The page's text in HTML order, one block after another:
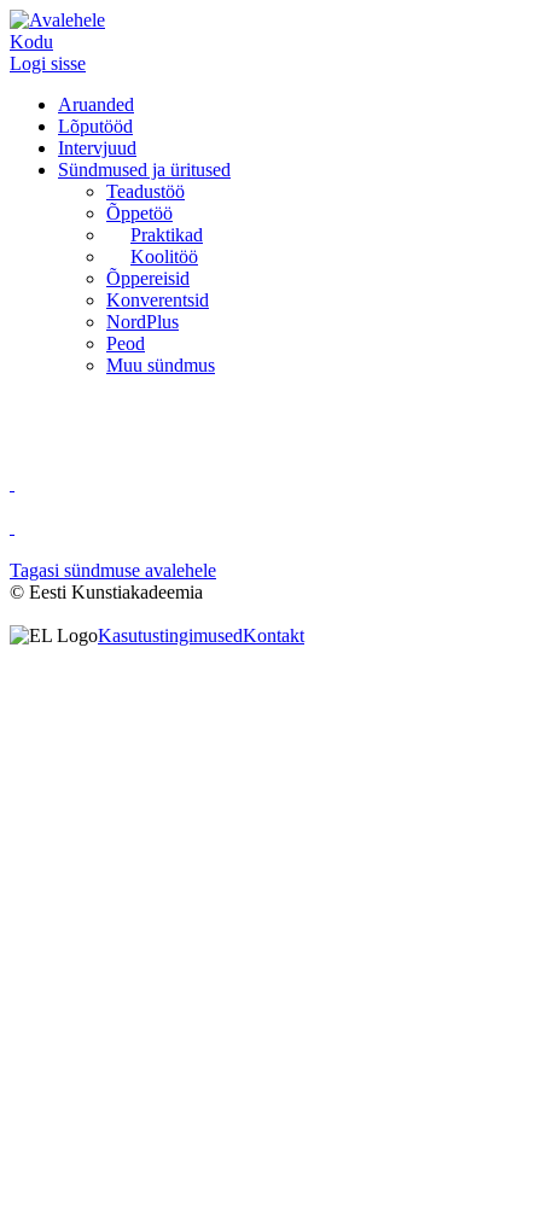
Kodu
Logi sisse
Aruanded
Lõputööd
Intervjuud
Sündmused ja üritused
Teadustöö
Õppetöö
Praktikad
Koolitöö
Õppereisid
Konverentsid
NordPlus
Peod
Muu sündmus
Tagasi sündmuse avalehele
© Eesti Kunstiakadeemia
KasutustingimusedKontakt